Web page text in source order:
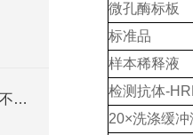
植物elisa试剂盒的应用包括但不限于以下几个方面
微孔酶标板
标准品
样本稀释液
检测抗体-
20×洗涤缓冲